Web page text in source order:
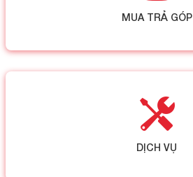
MUA TRẢ GÓP
DỊCH VỤ